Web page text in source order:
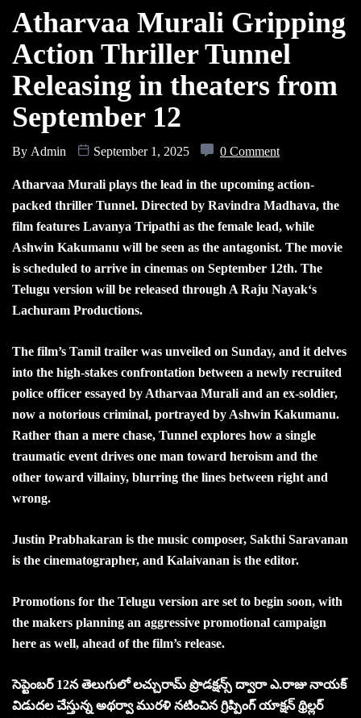
Atharvaa Murali Gripping
Action Thriller Tunnel
Releasing in theaters from
September 12
By Admin September 1, 2025 0 Comment
Atharvaa Murali plays the lead in the upcoming action-
packed thriller Tunnel. Directed by Ravindra Madhava, the
film features Lavanya Tripathi as the female lead, while
Ashwin Kakumanu will be seen as the antagonist. The movie
is scheduled to arrive in cinemas on September 12th. The
Telugu version will be released through A Raju Nayak‘s
Lachuram Productions.
The film’s Tamil trailer was unveiled on Sunday, and it delves
into the high-stakes confrontation between a newly recruited
police officer essayed by Atharvaa Murali and an ex-soldier,
now a notorious criminal, portrayed by Ashwin Kakumanu.
Rather than a mere chase, Tunnel explores how a single
traumatic event drives one man toward heroism and the
other toward villainy, blurring the lines between right and
wrong.
Justin Prabhakaran is the music composer, Sakthi Saravanan
is the cinematographer, and Kalaivanan is the editor.
Promotions for the Telugu version are set to begin soon, with
the makers planning an aggressive promotional campaign
here as well, ahead of the film’s release.
సెప్టెంబర్ 12న తెలుగులో లచ్చురామ్ ప్రొడక్షన్స్ ద్వారా ఎ.రాజు నాయక్
విడుదల చేస్తున్న అథర్వా మురళి నటించిన గ్రిప్పింగ్ యాక్షన్ థ్రిల్లర్